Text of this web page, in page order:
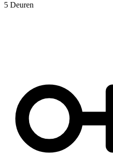
5 Deuren